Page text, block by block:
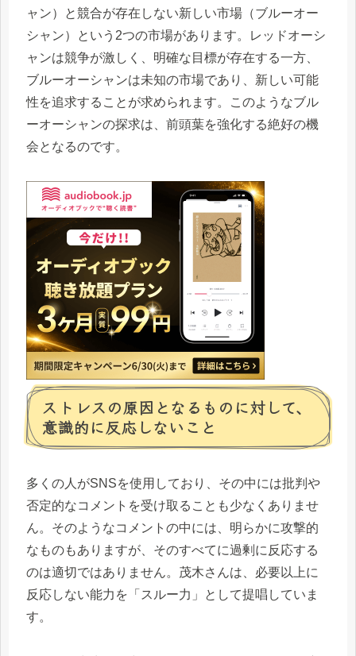
ャン）と競合が存在しない新しい市場（ブルーオー
シャン）という2つの市場があります。レッドオーシ
ャンは競争が激しく、明確な目標が存在する一方、
ブルーオーシャンは未知の市場であり、新しい可能
性を追求することが求められます。このようなブル
ーオーシャンの探求は、前頭葉を強化する絶好の機
会となるのです。
ストレスの原因となるものに対して、
意識的に反応しないこと
多くの人がSNSを使用しており、その中には批判や
否定的なコメントを受け取ることも少なくありませ
ん。そのようなコメントの中には、明らかに攻撃的
なものもありますが、そのすべてに過剰に反応する
のは適切ではありません。茂木さんは、必要以上に
反応しない能力を「スルー力」として提唱していま
す。